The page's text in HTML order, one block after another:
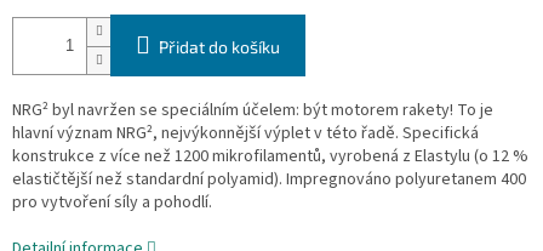
Přidat do košíku
NRG² byl navržen se speciálním účelem: být motorem rakety! To je
hlavní význam NRG², nejvýkonnější výplet v této řadě. Specifická
konstrukce z více než 1200 mikrofilamentů, vyrobená z Elastylu (o 12 %
elastičtější než standardní polyamid). Impregnováno polyuretanem 400
pro vytvoření síly a pohodlí.